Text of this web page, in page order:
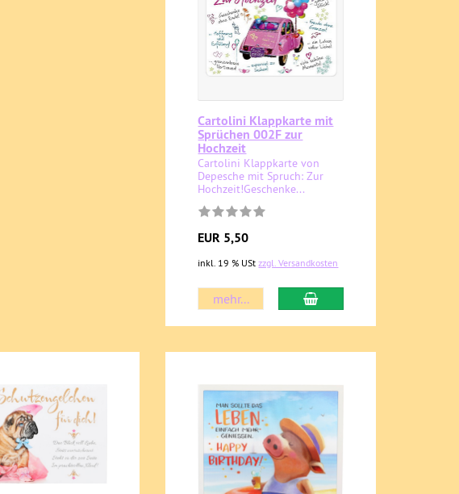
Cartolini Klappkarte mit
Sprüchen 002F zur
Hochzeit
Cartolini Klappkarte von
Depesche mit Spruch: Zur
Hochzeit!Geschenke...
EUR 5,50
inkl. 19 % UStzzgl. Versandkosten
mehr...